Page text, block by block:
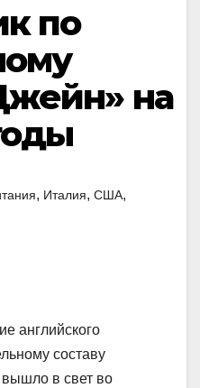
по
на
, Италия, США,
английского
составу
в свет во